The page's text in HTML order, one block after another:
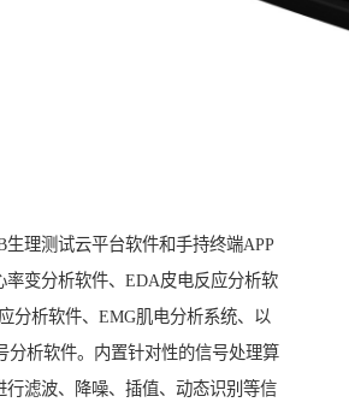
生理测试云平台软件和手持终端APP
率变分析软件、EDA皮电反应分析软
分析软件、EMG肌电分析系统、以
分析软件。内置针对性的信号处理算
行滤波、降噪、插值、动态识别等信